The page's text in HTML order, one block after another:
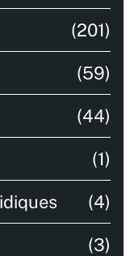
(201)
(59)
(44)
(1)
(4)
(3)